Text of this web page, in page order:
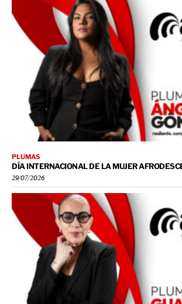
PLUMAS
DÍA INTERNACIONAL DE LA MUJER
29/07/2026